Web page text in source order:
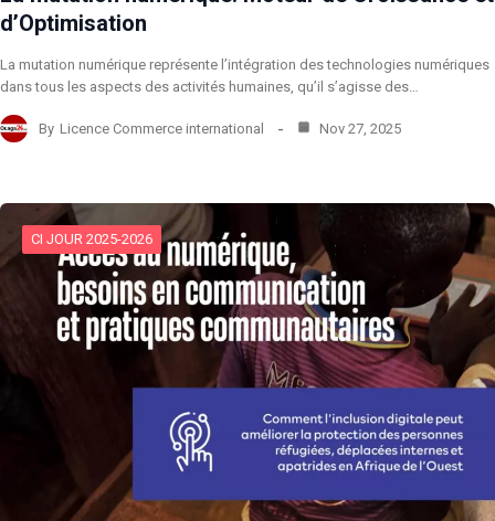
d’Optimisation
​La mutation numérique représente l’intégration des technologies numériques
dans tous les aspects des activités humaines, qu’il s’agisse des…
By Licence Commerce international Nov 27, 2025
CI JOUR 2025-2026